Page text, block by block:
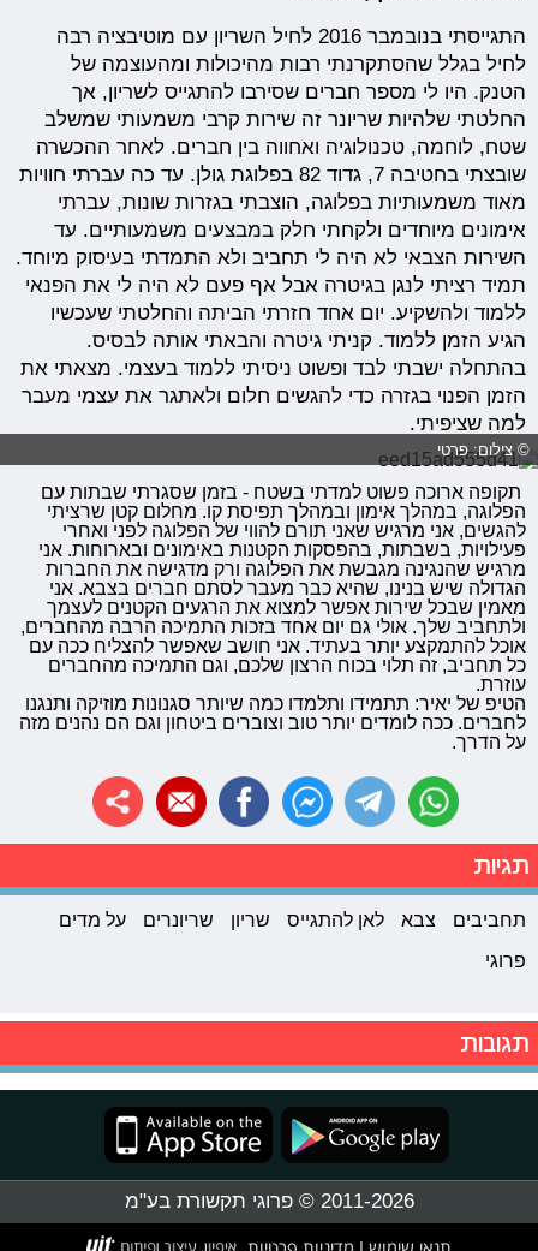
התגייסתי בנובמבר 2016 לחיל השריון עם מוטיבציה רבה
לחיל בגלל שהסתקרנתי רבות מהיכולות ומהעוצמה של
הטנק. היו לי מספר חברים שסירבו להתגייס לשריון, אך
החלטתי שלהיות שריונר זה שירות קרבי משמעותי שמשלב
שטח, לוחמה, טכנולוגיה ואחווה בין חברים. לאחר ההכשרה
שובצתי בחטיבה 7, גדוד 82 בפלוגת גולן. עד כה עברתי חוויות
מאוד משמעותיות בפלוגה, הוצבתי בגזרות שונות, עברתי
אימונים מיוחדים ולקחתי חלק במבצעים משמעותיים. עד
השירות הצבאי לא היה לי תחביב ולא התמדתי בעיסוק מיוחד.
תמיד רציתי לנגן בגיטרה אבל אף פעם לא היה לי את הפנאי
ללמוד ולהשקיע. יום אחד חזרתי הביתה והחלטתי שעכשיו
הגיע הזמן ללמוד. קניתי גיטרה והבאתי אותה לבסיס.
בהתחלה ישבתי לבד ופשוט ניסיתי ללמוד בעצמי. מצאתי את
הזמן הפנוי בגזרה כדי להגשים חלום ולאתגר את עצמי מעבר
למה שציפיתי.
© צילום: פרטי
תקופה ארוכה פשוט למדתי בשטח - בזמן שסגרתי שבתות עם
הפלוגה, במהלך אימון ובמהלך תפיסת קו. מחלום קטן שרציתי
להגשים, אני מרגיש שאני תורם להווי של הפלוגה לפני ואחרי
פעילויות, בשבתות, בהפסקות הקטנות באימונים ובארוחות. אני
מרגיש שהנגינה מגבשת את הפלוגה ורק מדגישה את החברות
הגדולה שיש בנינו, שהיא כבר מעבר לסתם חברים בצבא. אני
מאמין שבכל שירות אפשר למצוא את הרגעים הקטנים לעצמך
ולתחביב שלך. אולי גם יום אחד בזכות התמיכה הרבה מהחברים,
אוכל להתמקצע יותר בעתיד. אני חושב שאפשר להצליח ככה עם
כל תחביב, זה תלוי בכוח הרצון שלכם, וגם התמיכה מהחברים
עוזרת.
הטיפ של יאיר: תתמידו ותלמדו כמה שיותר סגנונות מוזיקה ותנגנו
לחברים. ככה לומדים יותר טוב וצוברים ביטחון וגם הם נהנים מזה
על הדרך.
תגיות
תחביבים צבא לאן להתגייס שריון שריונרים
על מדים
פרוגי
תגובות
2011-2026 © פרוגי תקשורת בע"מ